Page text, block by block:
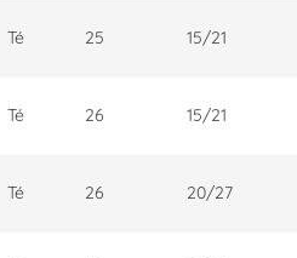
Té 25 15/21
Té 26 15/21
Té 26 20/27